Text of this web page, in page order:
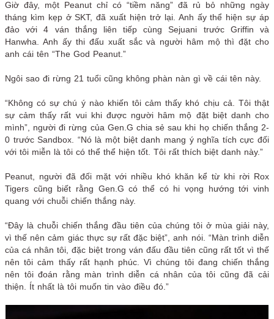
Giờ đây, một Peanut chỉ có “tiềm năng” đã rủ bỏ những ngày
tháng kìm kẹp ở SKT, đã xuất hiện trở lại. Anh ấy thể hiện sự áp
đảo với 4 ván thắng liên tiếp cùng Sejuani trước Griffin và
Hanwha. Anh ấy thi đấu xuất sắc và người hâm mộ thì đặt cho
anh cái tên “The God Peanut.”
Ngôi sao đi rừng 21 tuổi cũng không phàn nàn gì về cái tên này.
“Không có sự chú ý nào khiến tôi cảm thấy khó chịu cả. Tôi thật
sự cảm thấy rất vui khi được người hâm mộ đặt biệt danh cho
mình”, người đi rừng của Gen.G chia sẻ sau khi họ chiến thắng 2-
0 trước Sandbox. “Nó là một biệt danh mang ý nghĩa tích cực đối
với tôi miễn là tôi có thể thể hiện tốt. Tôi rất thích biệt danh này.”
Peanut, người đã đối mặt với nhiều khó khăn kể từ khi rời Rox
Tigers cũng biết rằng Gen.G có thể có hi vọng hướng tới vinh
quang với chuỗi chiến thắng này.
“Đây là chuỗi chiến thắng đầu tiên của chúng tôi ở mùa giải này,
vì thế nên cảm giác thực sự rất đặc biệt”, anh nói. “Màn trình diễn
của cá nhân tôi, đặc biệt trong ván đấu đầu tiên cũng rất tốt vì thế
nên tôi cảm thấy rất hạnh phúc. Vì chúng tôi đang chiến thắng
nên tôi đoán rằng màn trình diễn cá nhân của tôi cũng đã cải
thiện. Ít nhất là tôi muốn tin vào điều đó.”